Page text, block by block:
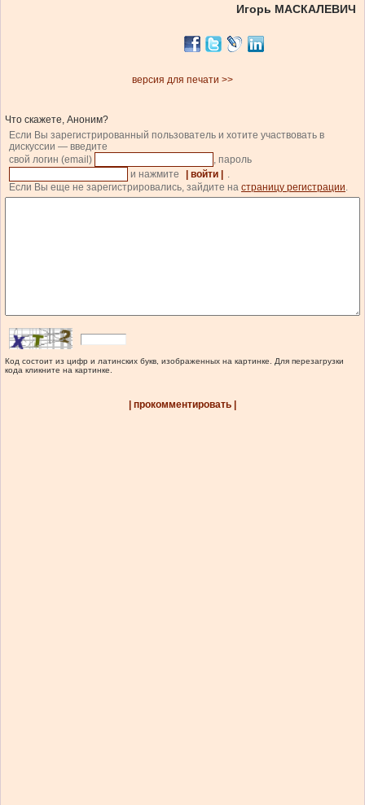
Игорь МАСКАЛЕВИЧ
версия для печати >>
Что скажете, Аноним?
Если Вы зарегистрированный пользователь и хотите участвовать в
дискуссии — введите
свой логин (email)
, пароль
и нажмите
| войти |
.
Если Вы еще не зарегистрировались, зайдите на страницу регистрации.
Код состоит из цифр и латинских букв, изображенных на картинке. Для перезагрузки
кода кликните на картинке.
| прокомментировать |